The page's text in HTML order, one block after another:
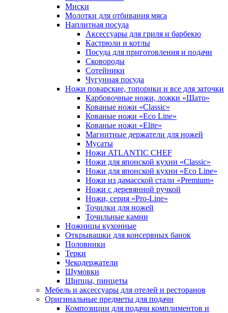
Миски
Молотки для отбивания мяса
Наплитная посуда
Аксессуары для гриля и барбекю
Кастрюли и котлы
Посуда для приготовления и подачи
Сковороды
Сотейники
Чугунная посуда
Ножи поварские, топорики и все для заточки
Карбовочные ножи, ложки «Шато»
Кованые ножи «Classic»
Кованые ножи «Eco Line»
Кованые ножи «Elite»
Магнитные держатели для ножей
Мусаты
Ножи ATLANTIC CHEF
Ножи для японской кухни «Classic»
Ножи для японской кухни «Eco Line»
Ножи из дамасской стали «Premium»
Ножи с деревянной ручкой
Ножи, серия «Pro-Line»
Точилки для ножей
Точильные камни
Ножницы кухонные
Открывашки для консервных банок
Половники
Терки
Чекодержатели
Шумовки
Щипцы, пинцеты
Мебель и аксессуары для отелей и ресторанов
Оригинальные предметы для подачи
Композиции для подачи комплиментов и